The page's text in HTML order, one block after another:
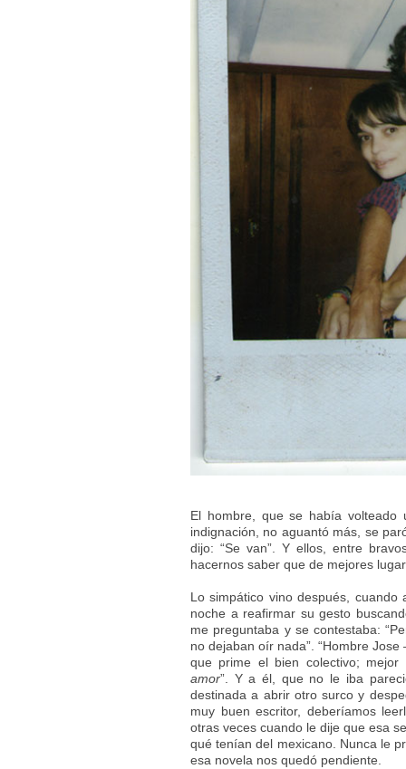
El hombre, que se había
indignación, no aguantó más, se
dijo: “Se van”. Y ellos, entre
hacernos saber que de mejores
Lo simpático vino después,
noche a reafirmar su gesto
me preguntaba y se contestaba:
no dejaban oír nada”. “Hombre
que prime el bien colectivo;
amor”. Y a él, que no le iba
destinada a abrir otro surco y
muy buen escritor, deberíamos
otras veces cuando le dije que esa
qué tenían del mexicano. Nunca le
esa novela nos quedó pendiente.